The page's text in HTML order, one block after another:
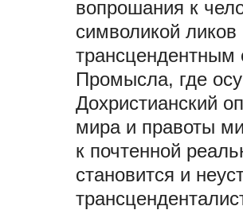
вопрошания к
символикой
трансцендентным
Промысла, где
Дохристианский
мира и правоты
к почтенной
становится и